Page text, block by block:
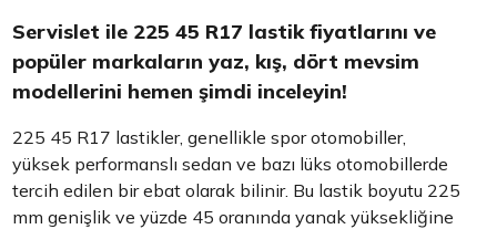
Servislet ile 225 45 R17 lastik fiyatlarını ve
popüler markaların yaz, kış, dört mevsim
modellerini hemen şimdi inceleyin!
225 45 R17 lastikler, genellikle spor otomobiller,
yüksek performanslı sedan ve bazı lüks otomobillerde
tercih edilen bir ebat olarak bilinir. Bu lastik boyutu 225
mm genişlik ve yüzde 45 oranında yanak yüksekliğine